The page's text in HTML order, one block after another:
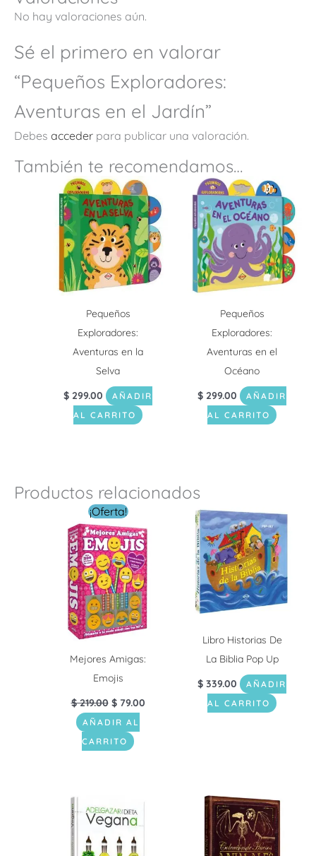
No hay valoraciones aún.
Sé el primero en valorar
“Pequeños Exploradores:
Aventuras en el Jardín”
Debes acceder para publicar una valoración.
También te recomendamos…
Pequeños
Exploradores:
Aventuras en la
Selva
$ 299.00
AÑADIR
AL CARRITO
Pequeños
Exploradores:
Aventuras en el
Océano
$ 299.00
AÑADIR
AL CARRITO
Productos relacionados
¡Oferta!
Mejores Amigas:
Emojis
$219.00
El
precio
original
era:
$ 219.00.
$79.00
actual
es:
$ 79.00.
AÑADIR AL
CARRITO
Libro Historias De
La Biblia Pop Up
$ 339.00
AÑADIR
AL CARRITO